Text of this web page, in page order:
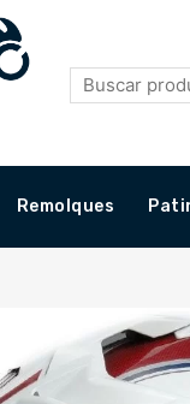
Remolques